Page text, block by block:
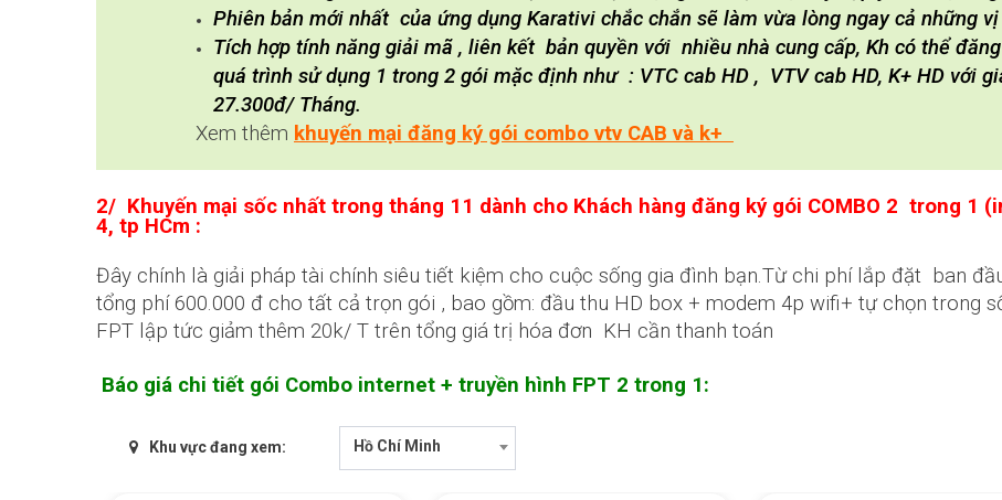
Phiên bản mới nhất của ứng dụng Karativi chắc chắn sẽ làm vừa lòng ngay cả những
Tích hợp tính năng giải mã , liên kết bản quyền với nhiều nhà cung cấp, Kh có thể
quá trình sử dụng 1 trong 2 gói mặc định như : VTC cab HD , VTV cab HD, K+ HD với
27.300đ/ Tháng.
Xem thêm khuyến mại đăng ký gói combo vtv CAB và k+
2/ Khuyến mại sốc nhất trong tháng 11 dành cho Khách hàng đăng ký gói COMBO 2 trong 1
4, tp HCm :
Đây chính là giải pháp tài chính siêu tiết kiệm cho cuộc sống gia đình bạn.Từ chi phí lắp đặt ban
tổng phí 600.000 đ cho tất cả trọn gói , bao gồm: đầu thu HD box + modem 4p wifi+ tự chọn trong
FPT lập tức giảm thêm 20k/ T trên tổng giá trị hóa đơn KH cần thanh toán
Báo giá chi tiết gói Combo internet + truyền hình FPT 2 trong 1:
Khu vực đang xem: Hồ Chí Minh